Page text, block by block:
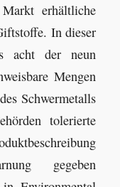
erhältliche
In dieser
acht der neun
Mengen
Schwermetalls
tolerierte
gegeben